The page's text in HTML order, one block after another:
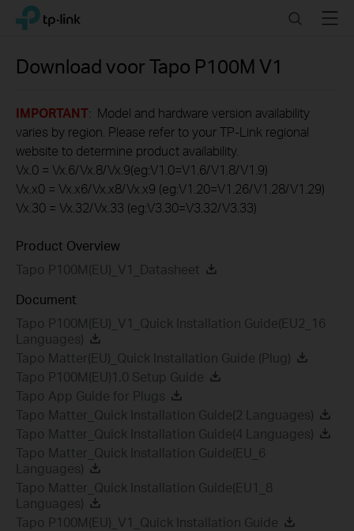
Click
navigation
TP-Link, Reliably Smart SearchMenu
Download voorTapo P100M V1
IMPORTANT: Model and hardware version availability
varies by region. Please refer to your TP-Link regional
website to determine product availability.
Vx.0 = Vx.6/Vx.8/Vx.9(eg:V1.0=V1.6/V1.8/V1.9)
Vx.x0 = Vx.x6/Vx.x8/Vx.x9 (eg:V1.20=V1.26/V1.28/V1.29)
Vx.30 = Vx.32/Vx.33 (eg:V3.30=V3.32/V3.33)
Product Overview
Tapo P100M(EU)_V1_Datasheet
Document
Tapo P100M(EU)_V1_Quick Installation Guide(EU2_16
Languages)
Tapo Matter(EU)_Quick Installation Guide (Plug)
Tapo P100M(EU)1.0 Setup Guide
Tapo App Guide for Plugs
Tapo Matter_Quick Installation Guide(2 Languages)
Tapo Matter_Quick Installation Guide(4 Languages)
Tapo Matter_Quick Installation Guide(EU_6
Languages)
Tapo Matter_Quick Installation Guide(EU1_8
Languages)
Tapo P100M(EU)_V1_Quick Installation Guide